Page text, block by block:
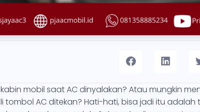
mobil saat AC dinyalakan? Atau mungkin
tombol AC ditekan? Hati-hati, bisa jadi itu adalah